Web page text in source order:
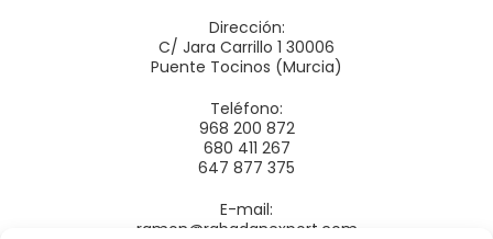
Dirección:
C/ Jara Carrillo 1 30006
Puente Tocinos (Murcia)
Teléfono:
968 200 872
680 411 267
647 877 375
E-mail:
ramon@rabadanexport.com